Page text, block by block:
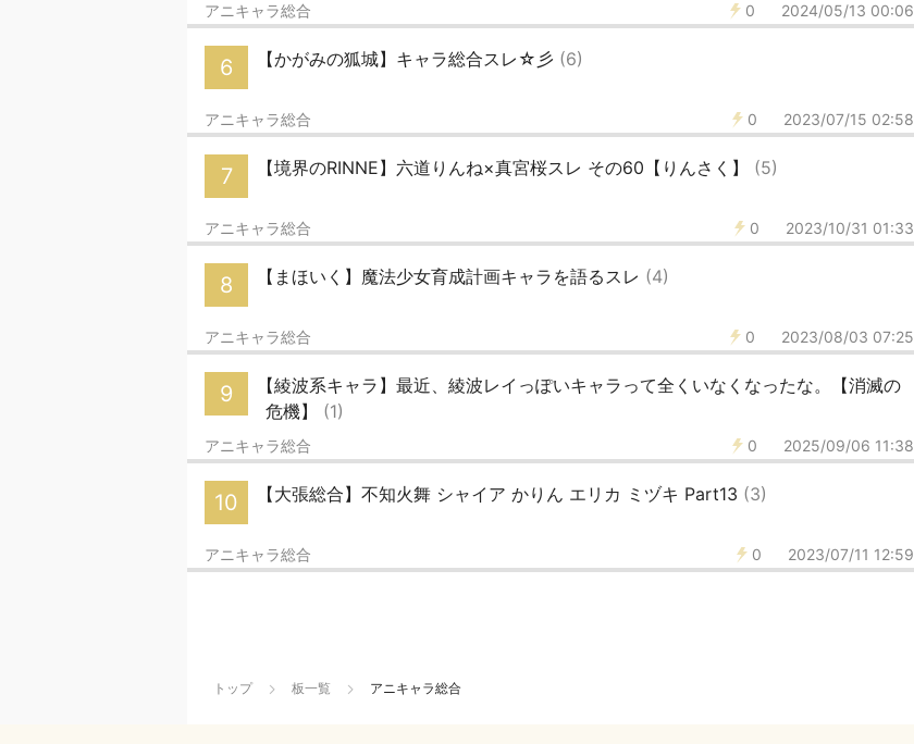
0 2024/05/13 00:06
アニキャラ総合
6 【かがみの狐城】キャラ総合スレ☆彡 (6)
0 2023/07/15 02:58
アニキャラ総合
7 【境界のRINNE】六道りんね×真宮桜スレ その60【りんさく】 (5)
0 2023/10/31 01:33
アニキャラ総合
8 【まほいく】魔法少女育成計画キャラを語るスレ (4)
0 2023/08/03 07:25
アニキャラ総合
9
【綾波系キャラ】最近、綾波レイっぽいキャラって全くいなくなったな。【消滅の
危機】 (1)
0 2025/09/06 11:38
アニキャラ総合
10 【大張総合】不知火舞 シャイア かりん エリカ ミヅキ Part13 (3)
0 2023/07/11 12:59
アニキャラ総合
トップ 板一覧 アニキャラ総合